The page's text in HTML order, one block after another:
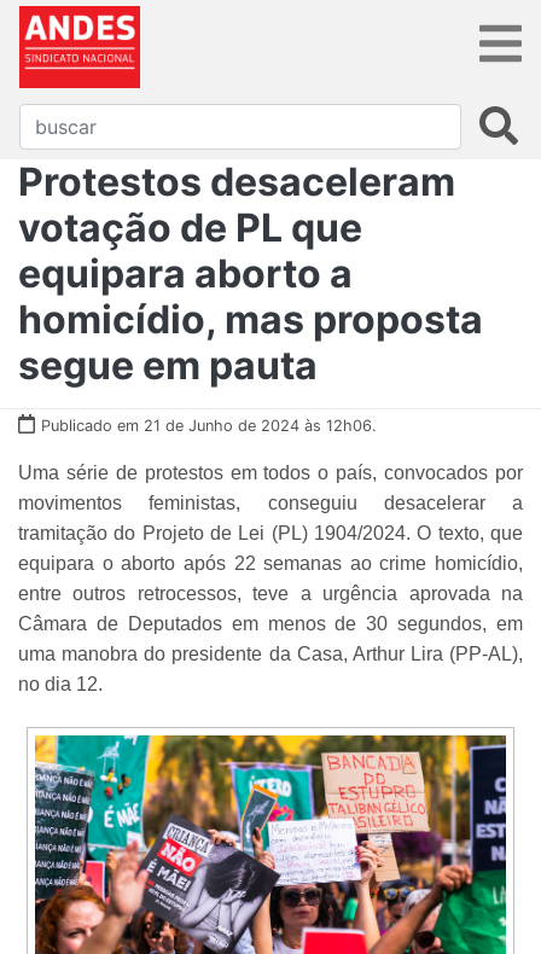
Protestos desaceleram
votação de PL que
equipara aborto a
homicídio, mas proposta
segue em pauta
Publicado em 21 de Junho de 2024 às 12h06.
Uma série de protestos em todos o país, convocados por
movimentos feministas, conseguiu desacelerar a
tramitação do Projeto de Lei (PL) 1904/2024. O texto, que
equipara o aborto após 22 semanas ao crime homicídio,
entre outros retrocessos, teve a urgência aprovada na
Câmara de Deputados em menos de 30 segundos, em
uma manobra do presidente da Casa, Arthur Lira (PP-AL),
no dia 12.